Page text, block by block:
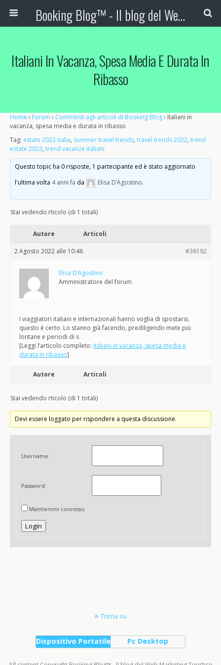
Booking Blog™ - Il blog del Web Marketing Turistico
Italiani In Vacanza, Spesa Media E Durata In
Ribasso
Home › Forum › Commenti agli articoli di Booking Blog› Italiani in
vacanza, spesa media e durata in ribasso
Tag: estate 2022 italia, summer travel trends, travel trends 2022, trend
estate 2022, trend vacanze italiani
Questo topic ha 0 risposte, 1 partecipante ed è stato aggiornato
l'ultima volta 4 anni fa da Elisa D’Agostino.
Stai vedendo rticolo (di 1 totali)
Autore Articoli
2 Agosto 2022 alle 10:46 #36192
Elisa D’Agostino
Amministratore del forum
I viaggiatori italiani e internazionali hanno voglia di spostarsi,
questo è certo. Lo stanno già facendo, prediligendo mete più
lontane e periodi di s
[Leggi l’articolo completo: Italiani in vacanza, spesa media e
durata in ribasso]
Autore Articoli
Stai vedendo rticolo (di 1 totali)
Devi essere loggato per rispondere a questa discussione.
Username:
Password:
Mantienimi connesso
Login
Torna su
Dispositivo Portatile Pc Desktop